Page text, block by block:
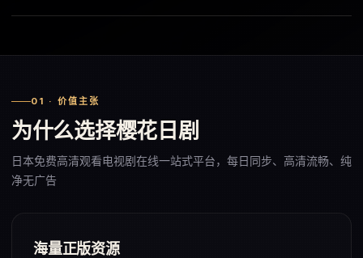
01 · 价值主张
为什么选择樱花日剧
日本免费高清观看电视剧在线一站式平台，每日同步、高清流畅、纯
净无广告
海量正版资源